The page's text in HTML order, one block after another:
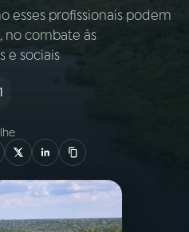
esses profissionais podem
no combate às
e sociais